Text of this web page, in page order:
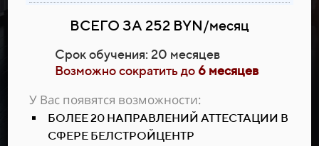
консультации у нас
Достаточно описать свою ситуацию обратившись по
телефону 8044-540-44-50
8044-540-44-50
ВСЕГО ЗА 252 BYN/месяц
Cрок обучения: 20 месяцев
Возможно сократить до 6 месяцев
У Вас появятся возможности:
БОЛЕЕ 20 НАПРАВЛЕНИЙ АТТЕСТАЦИИ В
СФЕРЕ БЕЛСТРОЙЦЕНТР